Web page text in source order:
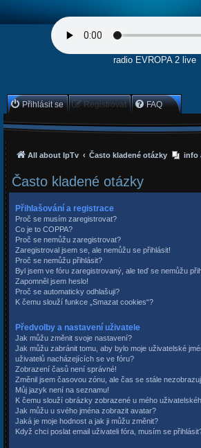
radio EVROPA 2 live
Přihlásit se Registrovat FAQ
All about IpTv Často kladené otázky info
Často kladené otázky
Přihlašování a registrace
Proč se musím zaregistrovat?
Co je to COPPA?
Proč se nemůžu zaregistrovat?
Zaregistroval jsem se, ale nemůžu se přihlásit!
Proč se nemůžu přihlásit?
Byl jsem ve fóru zaregistrovaný, ale teď se nemůžu
Zapomněl jsem heslo!
Proč se automaticky odhlašuji?
K čemu slouží funkce „Smazat cookies“?
Předvolby a nastavení uživatele
Jak můžu změnit svoje nastavení?
Jak můžu zabránit tomu, aby bylo moje uživatelské
uživatelů nacházejících se ve fóru?
Zobrazení časů není správné!
Změnil jsem časovou zónu, ale čas se stále
Můj jazyk není na seznamu!
K čemu slouží obrázky zobrazené u mého
Jak můžu u svého jména zobrazit avatar?
Jaká je moje hodnost a jak ji můžu změnit?
Když chci poslat email uživateli fóra, musím se